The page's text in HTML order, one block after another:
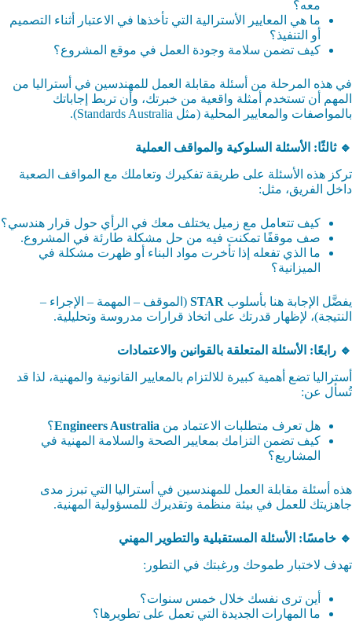
معه؟
ما هي المعايير الأسترالية التي تأخذها في الاعتبار أثناء التصميم
أو التنفيذ؟
كيف تضمن سلامة وجودة العمل في موقع المشروع؟
في هذه المرحلة من أسئلة مقابلة العمل للمهندسين في أستراليا من
المهم أن تستخدم أمثلة واقعية من خبرتك، وأن تربط إجاباتك
بالمواصفات والمعايير المحلية (مثل Standards Australia).
🔹 ثالثًا: الأسئلة السلوكية والمواقف العملية
تركز هذه الأسئلة على طريقة تفكيرك وتعاملك مع المواقف الصعبة
داخل الفريق، مثل:
كيف تتعامل مع زميل يختلف معك في الرأي حول قرار هندسي؟
صف موقفًا تمكنت فيه من حل مشكلة طارئة في المشروع.
ما الذي تفعله إذا تأخرت مواد البناء أو ظهرت مشكلة في
الميزانية؟
يفضَّل الإجابة هنا بأسلوب STAR (الموقف – المهمة – الإجراء –
النتيجة)، لإظهار قدرتك على اتخاذ قرارات مدروسة وتحليلية.
🔹 رابعًا: الأسئلة المتعلقة بالقوانين والاعتمادات
أستراليا تضع أهمية كبيرة للالتزام بالمعايير القانونية والمهنية، لذا قد
تُسأل عن:
هل تعرف متطلبات الاعتماد من Engineers Australia؟
كيف تضمن التزامك بمعايير الصحة والسلامة المهنية في
المشاريع؟
هذه أسئلة مقابلة العمل للمهندسين في أستراليا التي تبرز مدى
جاهزيتك للعمل في بيئة منظمة وتقديرك للمسؤولية المهنية.
🔹 خامسًا: الأسئلة المستقبلية والتطوير المهني
تهدف لاختبار طموحك ورغبتك في التطور:
أين ترى نفسك خلال خمس سنوات؟
ما المهارات الجديدة التي تعمل على تطويرها؟